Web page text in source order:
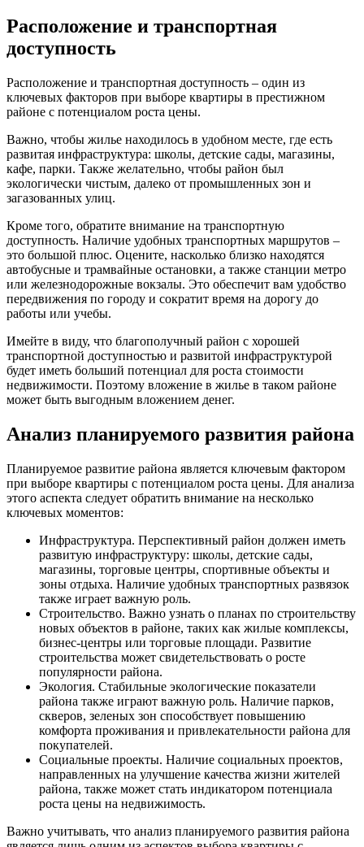
Расположение и транспортная
доступность
Расположение и транспортная доступность – один из
ключевых факторов при выборе квартиры в престижном
районе с потенциалом роста цены.
Важно, чтобы жилье находилось в удобном месте, где есть
развитая инфраструктура: школы, детские сады, магазины,
кафе, парки. Также желательно, чтобы район был
экологически чистым, далеко от промышленных зон и
загазованных улиц.
Кроме того, обратите внимание на транспортную
доступность. Наличие удобных транспортных маршрутов –
это большой плюс. Оцените, насколько близко находятся
автобусные и трамвайные остановки, а также станции метро
или железнодорожные вокзалы. Это обеспечит вам удобство
передвижения по городу и сократит время на дорогу до
работы или учебы.
Имейте в виду, что благополучный район с хорошей
транспортной доступностью и развитой инфраструктурой
будет иметь больший потенциал для роста стоимости
недвижимости. Поэтому вложение в жилье в таком районе
может быть выгодным вложением денег.
Анализ планируемого развития района
Планируемое развитие района является ключевым фактором
при выборе квартиры с потенциалом роста цены. Для анализа
этого аспекта следует обратить внимание на несколько
ключевых моментов:
Инфраструктура. Перспективный район должен иметь
развитую инфраструктуру: школы, детские сады,
магазины, торговые центры, спортивные объекты и
зоны отдыха. Наличие удобных транспортных развязок
также играет важную роль.
Строительство. Важно узнать о планах по строительству
новых объектов в районе, таких как жилые комплексы,
бизнес-центры или торговые площади. Развитие
строительства может свидетельствовать о росте
популярности района.
Экология. Стабильные экологические показатели
района также играют важную роль. Наличие парков,
скверов, зеленых зон способствует повышению
комфорта проживания и привлекательности района для
покупателей.
Социальные проекты. Наличие социальных проектов,
направленных на улучшение качества жизни жителей
района, также может стать индикатором потенциала
роста цены на недвижимость.
Важно учитывать, что анализ планируемого развития района